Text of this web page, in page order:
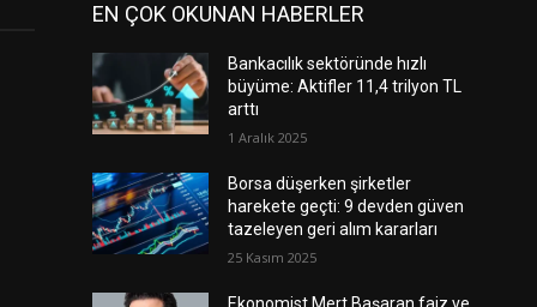
EN ÇOK OKUNAN HABERLER
Bankacılık sektöründe hızlı
büyüme: Aktifler 11,4 trilyon TL
arttı
1 Aralık 2025
Borsa düşerken şirketler
harekete geçti: 9 devden güven
tazeleyen geri alım kararları
25 Kasım 2025